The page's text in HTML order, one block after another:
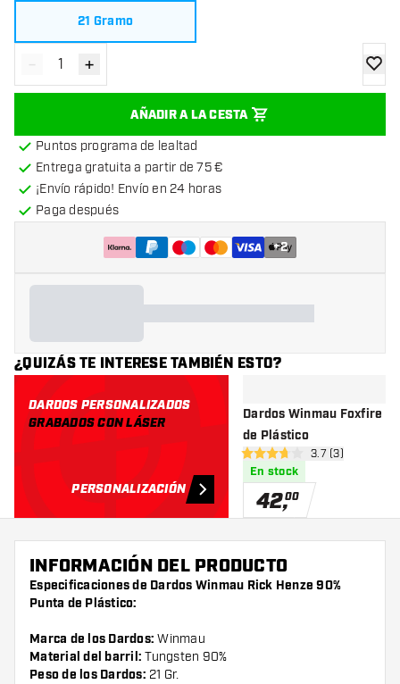
21 Gramo
Disminuir cantidad
- Aumentar cantidad
+
AÑADIR A LA CESTA
Puntos programa de lealtad
Entrega gratuita a partir de 75 €
¡Envío rápido! Envío en 24 horas
Paga después
+2
¿QUIZÁS TE INTERESE TAMBIÉN ESTO?
DARDOS PERSONALIZADOS
GRABADOS CON LÁSER
PERSONALIZACIÓN
Dardos Winmau Foxfire
de Plástico
abrir panel de
3.7 estrellas de puntuación
3.7 (3)
En stock
42,00
INFORMACIÓN DEL PRODUCTO
Especificaciones de Dardos Winmau Rick Henze 90%
Punta de Plástico:
Marca de los Dardos: Winmau
Material del barril: Tungsten 90%
Peso de los Dardos: 21 Gr.